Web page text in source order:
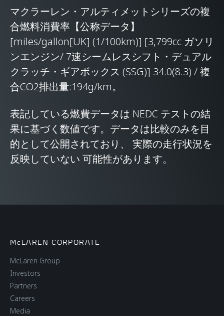
BODY
Number of doors 2
乾燥重量(最小)
DIN規格重量
マクラーレン・アルティメットシリーズの複
合燃料消費率【公称データ】
[miles/gallon[UK] (1/100km)] [3,799cc ガソリ
ンエンジン/ 7速シームレスシフト・デュアル
クラッチ・ギアボックス (SSG)] 34.0(8.3) / 複
合CO2排出量:194g/km。
表記している燃費データは NEDC テストの結
果に基づく数値です。データは比較のみを目
的として公開されており、 実際の走行状況を
反映していない 可能性があります。
McLAREN CORPORATE
McLaren Group
Investors
Partners
Careers
Media